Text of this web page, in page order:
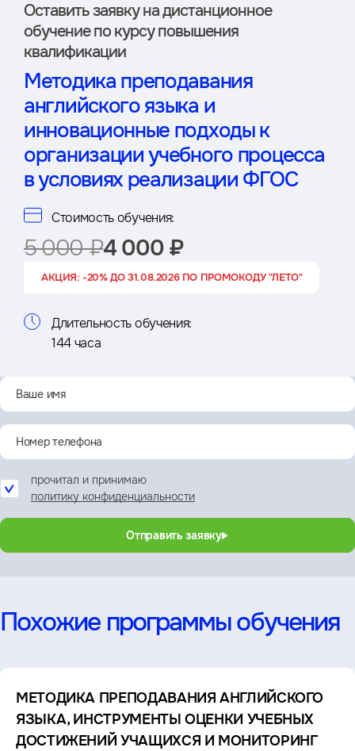
Оставить заявку на дистан­ционное
обучение по курсу повышения
квалификации
Методика преподавания
английского языка и
инновационные подходы к
организации учебного процесса
в условиях реализации ФГОС
Стоимость обучения:
5 000 ₽4 000 ₽
АКЦИЯ: -20% ДО 31.08.2026 ПО ПРОМОКОДУ "ЛЕТО"
Длительность обучения:
144 часа
прочитал и принимаю
политику конфиденциальности
Отправить заявку
Похожие программы обучения
МЕТОДИКА ПРЕПОДАВАНИЯ АНГЛИЙСКОГО
ЯЗЫКА, ИНСТРУМЕНТЫ ОЦЕНКИ УЧЕБНЫХ
ДОСТИЖЕНИЙ УЧАЩИХСЯ И МОНИТОРИНГ